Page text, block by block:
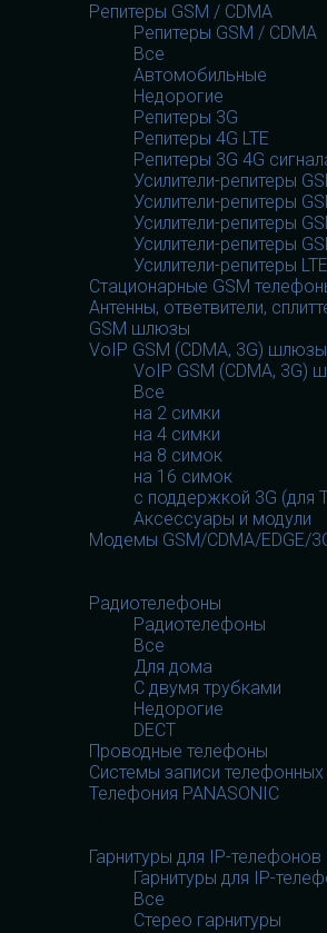
Репитеры GSM / CDMA
Репитеры GSM / CDMA
Все
Автомобильные
Недорогие
Репитеры 3G
Репитеры 4G LTE
Репитеры 3G 4G
Усилители-репитеры
Усилители-репитеры
Усилители-репитеры
Усилители-репитеры
Усилители-репитеры
Стационарные GSM
Антенны, ответвители,
GSM шлюзы
VoIP GSM (CDMA, 3G) шлюзы
VoIP GSM (CDMA, 3G)
Все
на 2 симки
на 4 симки
на 8 симок
на 16 симок
с поддержкой 3G (для
Аксессуары и модули
Модемы GSM/CDMA/EDGE/
Радиотелефоны
Радиотелефоны
Все
Для дома
С двумя трубками
Недорогие
DECT
Проводные телефоны
Системы записи
Телефония PANASONIC
Гарнитуры для IP-телефонов
Гарнитуры для IP-
Все
Стерео гарнитуры